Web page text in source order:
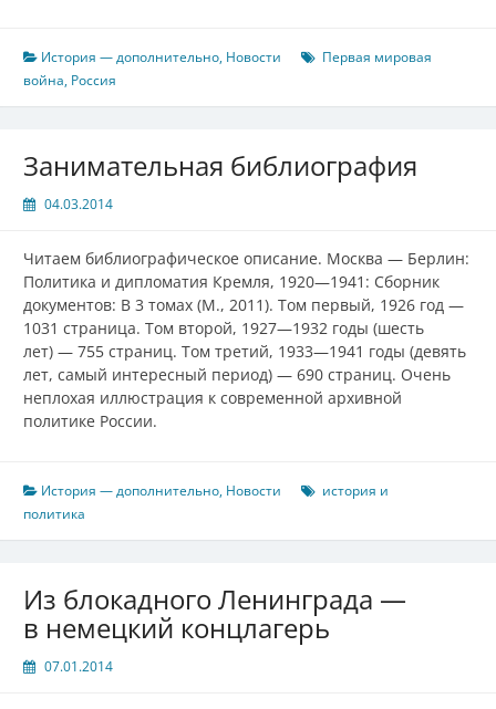
История — дополнительно, Новости
Первая мировая
война, Россия
Занимательная библиография
04.03.2014
Читаем библиографическое описание. Москва — Берлин:
Политика и дипломатия Кремля, 1920—1941: Сборник
документов: В 3 томах (М., 2011). Том первый, 1926 год —
1031 страница. Том второй, 1927—1932 годы (шесть
лет) — 755 страниц. Том третий, 1933—1941 годы (девять
лет, самый интересный период) — 690 страниц. Очень
неплохая иллюстрация к современной архивной
политике России.
История — дополнительно, Новости
история и
политика
Из блокадного Ленинграда —
в немецкий концлагерь
07.01.2014